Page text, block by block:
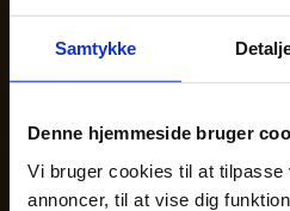
Samtykke
Denne hjemmeside bruger
Vi bruger cookies til at tilpasse
annoncer, til at vise dig